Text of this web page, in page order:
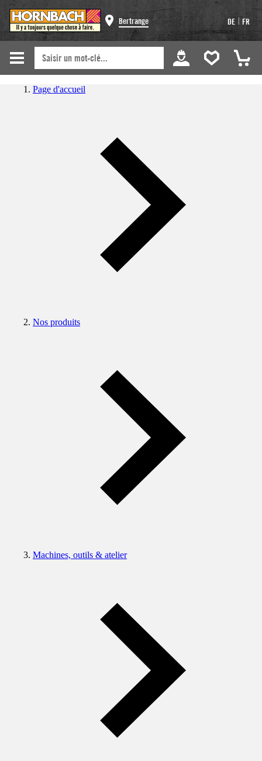
Bertrange DE | FR
Page d'accueil
Nos produits
Machines, outils & atelier